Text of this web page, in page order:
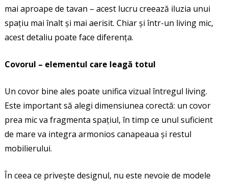
mai aproape de tavan – acest lucru creează iluzia unui
spațiu mai înalt și mai aerisit. Chiar și într-un living mic,
acest detaliu poate face diferența.
Covorul – elementul care leagă totul
Un covor bine ales poate unifica vizual întregul living.
Este important să alegi dimensiunea corectă: un covor
prea mic va fragmenta spațiul, în timp ce unul suficient
de mare va integra armonios canapeaua și restul
mobilierului.
În ceea ce privește designul, nu este nevoie de modele